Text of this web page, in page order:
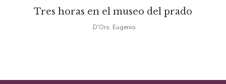
Tres horas en el museo del prado
precio
original
precio
D'Ors, Eugenio